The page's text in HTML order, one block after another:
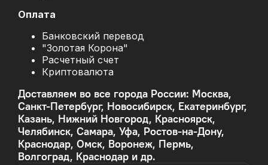
Оплата
Банковский перевод
"Золотая Корона"
Расчетный счет
Криптовалюта
Доставляем во все города России: Москва,
Санкт-Петербург, Новосибирск, Екатеринбург,
Казань, Нижний Новгород, Красноярск,
Челябинск, Самара, Уфа, Ростов-на-Дону,
Краснодар, Омск, Воронеж, Пермь,
Волгоград, Краснодар и др.